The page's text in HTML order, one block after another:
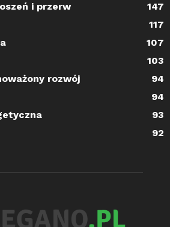
i przerw
147
117
107
103
rozwój
94
94
93
92